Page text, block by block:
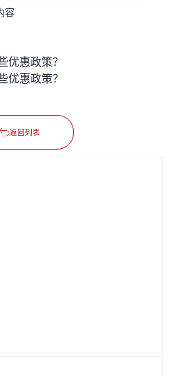
容
优惠政策？
优惠政策？
返回列表